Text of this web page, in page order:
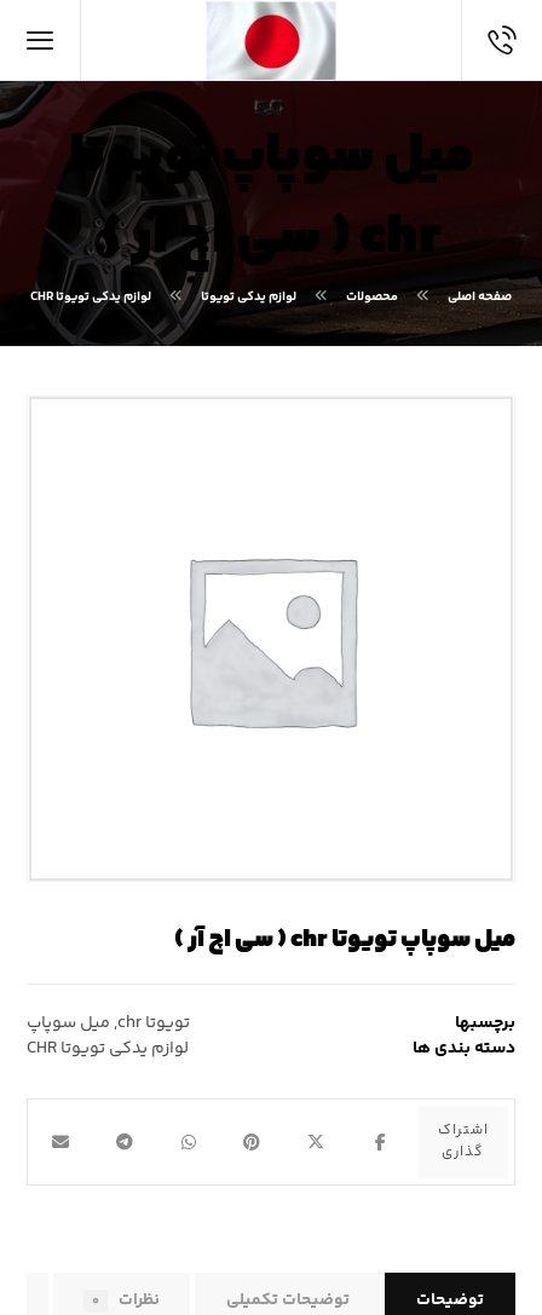
میل سوپاپ تویوتا
chr ( سی اچ آر )
صفحه اصلی محصولات لوازم یدکی تویوتا لوازم یدکی تویوتا CHR
میل سوپاپ تویوتا chr ( سی اچ آر )
برچسبها تویوتا chr , میل سوپاپ
دسته بندی ها
لوازم یدکی تویوتا CHR
توضیحات توضیحات تکمیلی نظرات ۰